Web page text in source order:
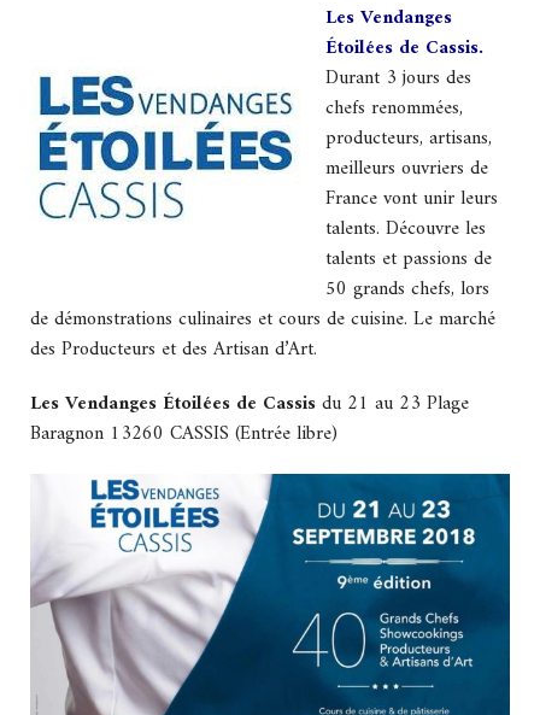
Les Vendanges
Étoilées de Cassis.
Durant 3 jours des
chefs renommées,
producteurs, artisans,
meilleurs ouvriers de
France vont unir leurs
talents. Découvre les
talents et passions de
50 grands chefs, lors
de démonstrations culinaires et cours de cuisine. Le marché
des Producteurs et des Artisan d’Art.
Les Vendanges Étoilées de Cassisdu 21 au 23 Plage
Baragnon 13260 CASSIS (Entrée libre)